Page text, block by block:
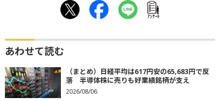
ｱﾝｹｰﾄ
あわせて読む
（まとめ）日経平均は617円安の65,683円で反
落 半導体株に売りも好業績銘柄が支え
2026/08/06